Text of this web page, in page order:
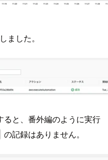
ました。
と、番外編のように実行
の記録はありません。